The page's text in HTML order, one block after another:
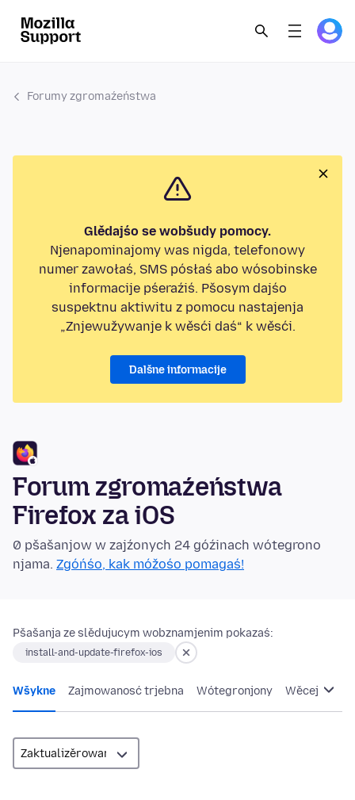
Forumy zgromaźeństwa
Glědajśo se wobšudy pomocy.
Njenapominajomy was nigda, telefonowy
numer zawołaś, SMS pósłaś abo wósobinske
informacije pśeraźiś. Pšosym dajśo
suspektnu aktiwitu z pomocu nastajenja
„Znjewužywanje k wěsći daś“ k wěsći.
Dalšne informacije
Forum zgromaźeństwa
Firefox za iOS
0 pšašanjow w zajźonych 24 góźinach wótegrono
njama. Zgóńśo, kak móžośo pomagaś!
Pšašanja ze slědujucym wobznamjenim pokazaś:
install-and-update-firefox-ios
Wšykne Zajmowanosć trjebna Wótegronjony Wěcej